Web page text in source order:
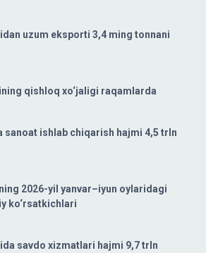
uzum eksporti 3,4 ming tonnani
qishloq xo‘jaligi raqamlarda
sanoat ishlab chiqarish hajmi 4,5 trln
2026-yil yanvar–iyun oylaridagi
ko‘rsatkichlari
savdo xizmatlari hajmi 9,7 trln